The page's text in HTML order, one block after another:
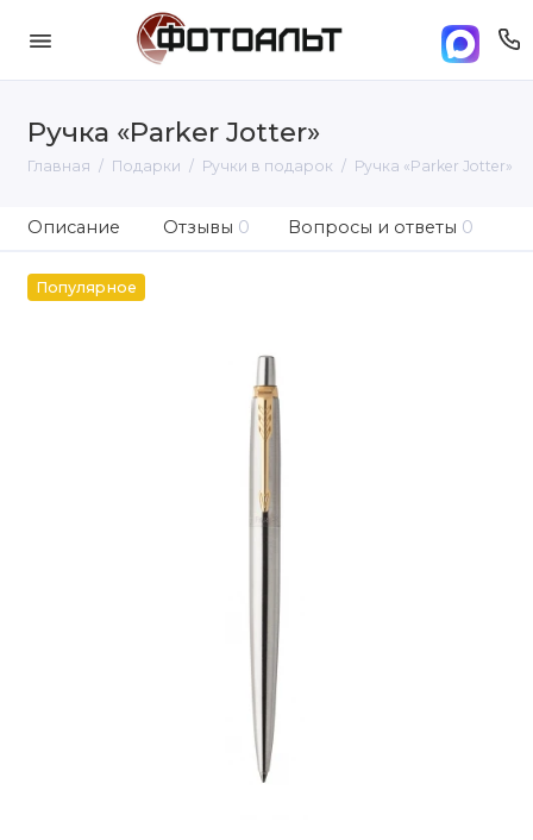
Ручка «Parker Jotter»
Главная Подарки Ручки в подарок Ручка «Parker Jotter»
Описание Отзывы 0 Вопросы и ответы 0
Популярное